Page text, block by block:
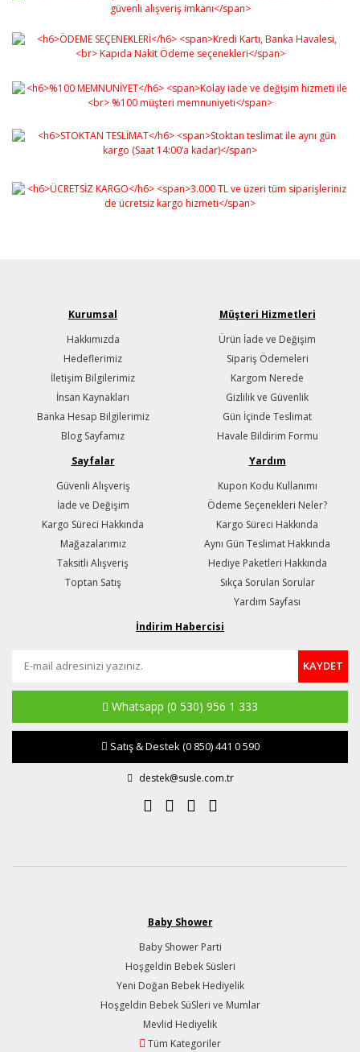
Kurumsal
Hakkımızda
Hedeflerimiz
İletişim Bilgilerimiz
İnsan Kaynakları
Banka Hesap Bilgilerimiz
Blog Sayfamız
Müşteri Hizmetleri
Ürün İade ve Değişim
Sipariş Ödemeleri
Kargom Nerede
Gizlilik ve Güvenlik
Gün İçinde Teslimat
Havale Bildirim Formu
Sayfalar
Güvenli Alışveriş
İade ve Değişim
Kargo Süreci Hakkında
Mağazalarımız
Taksitli Alışveriş
Toptan Satış
Yardım
Kupon Kodu Kullanımı
Ödeme Seçenekleri Neler?
Kargo Süreci Hakkında
Aynı Gün Teslimat Hakkında
Hediye Paketleri Hakkında
Sıkça Sorulan Sorular
Yardım Sayfası
İndirim Habercisi
KAYDET
Whatsapp (0 530) 956 1 333
Satış & Destek(0 850) 441 0 590
destek@susle.com.tr
Baby Shower
Baby Shower Parti
Hoşgeldin Bebek Süsleri
Yeni Doğan Bebek Hediyelik
Hoşgeldin Bebek SüSleri ve Mumlar
Mevlid Hediyelik
Tüm Kategoriler